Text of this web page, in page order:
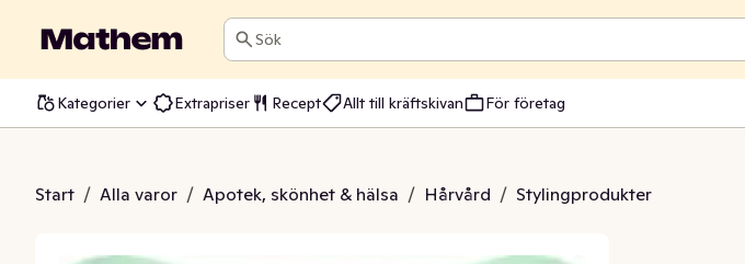
Sök
Kategorier Extrapriser Recept Allt till kräftskivan För företag
Start / Alla varor / Apotek, skönhet & hälsa / Hårvård / Stylingprodukter
Volume